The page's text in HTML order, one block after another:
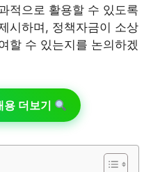
적으로 활용할 수 있도록
시하며, 정책자금이 소상
할 수 있는지를 논의하겠
용 더보기